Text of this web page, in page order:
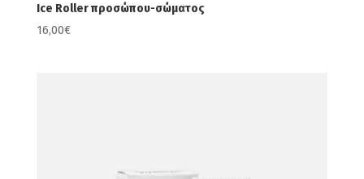
Ice Roller προσώπου-σώματος
16,00€